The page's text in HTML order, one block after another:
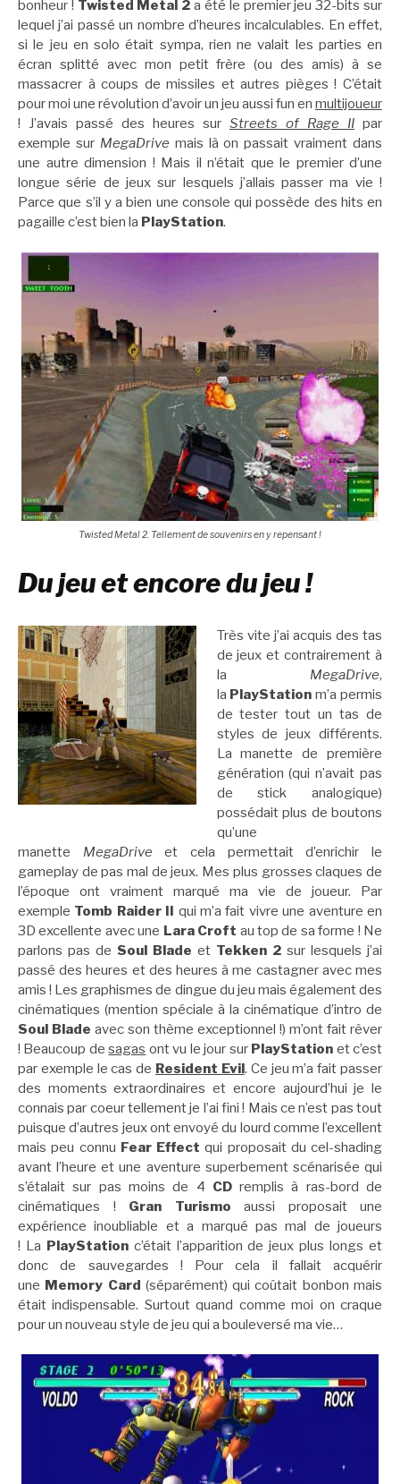
bonheur ! Twisted Metal 2 a été le premier jeu 32-bits sur
lequel j’ai passé un nombre d’heures incalculables. En effet,
si le jeu en solo était sympa, rien ne valait les parties en
écran splitté avec mon petit frère (ou des amis) à se
massacrer à coups de missiles et autres pièges ! C’était
pour moi une révolution d’avoir un jeu aussi fun en multijoueur
! J’avais passé des heures sur Streets of Rage II par
exemple sur MegaDrive mais là on passait vraiment dans
une autre dimension ! Mais il n’était que le premier d’une
longue série de jeux sur lesquels j’allais passer ma vie !
Parce que s’il y a bien une console qui possède des hits en
pagaille c’est bien la PlayStation.
Twisted Metal 2. Tellement de souvenirs en y repensant !
Du jeu et encore du jeu !
Très vite j’ai acquis des tas
de jeux et contrairement à
la MegaDrive,
la PlayStationm’a permis
de tester tout un tas de
styles de jeux différents.
La manette de première
génération (qui n’avait pas
de stick analogique)
possédait plus de boutons
qu’une
manette MegaDrive et cela permettait d’enrichir le
gameplay de pas mal de jeux. Mes plus grosses claques de
l’époque ont vraiment marqué ma vie de joueur. Par
exemple Tomb Raider II qui m’a fait vivre une aventure en
3D excellente avec une Lara Croft au top de sa forme ! Ne
parlons pas de Soul Blade et Tekken 2 sur lesquels j’ai
passé des heures et des heures à me castagner avec mes
amis ! Les graphismes de dingue du jeu mais également des
cinématiques (mention spéciale à la cinématique d’intro de
Soul Blade avec son thème exceptionnel !) m’ont fait rêver
! Beaucoup desagas ont vu le jour sur PlayStation et c’est
par exemple le cas de Resident Evil. Ce jeu m’a fait passer
des moments extraordinaires et encore aujourd’hui je le
connais par coeur tellement je l’ai fini ! Mais ce n’est pas tout
puisque d’autres jeux ont envoyé du lourd comme l’excellent
mais peu connu Fear Effect qui proposait du cel-shading
avant l’heure et une aventure superbement scénarisée qui
s’étalait sur pas moins de 4 CDremplis à ras-bord de
cinématiques ! Gran Turismo aussi proposait une
expérience inoubliable et a marqué pas mal de joueurs
! La PlayStation c’était l’apparition de jeux plus longs et
donc de sauvegardes ! Pour cela il fallait acquérir
une Memory Card (séparément) qui coûtait bonbon mais
était indispensable. Surtout quand comme moi on craque
pour un nouveau style de jeu qui a bouleversé ma vie…